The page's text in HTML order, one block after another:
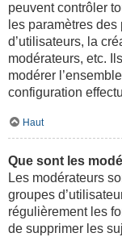
peuvent contrôler
les paramètres
d’utilisateurs, la
modérateurs, etc.
modérer
configuration
Haut
Que sont les
Les modérateurs
groupes
régulièrement les
de supprimer les